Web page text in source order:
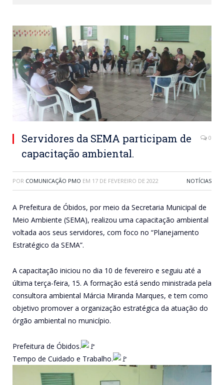
Servidores da SEMA participam de
capacitação ambiental.
0
POR COMUNICAÇÃO PMO EM 17 DE FEVEREIRO DE 2022 NOTÍCIAS
A Prefeitura de Óbidos, por meio da Secretaria Municipal de
Meio Ambiente (SEMA), realizou uma capacitação ambiental
voltada aos seus servidores, com foco no “Planejamento
Estratégico da SEMA”.
A capacitação iniciou no dia 10 de fevereiro e seguiu até a
última terça-feira, 15. A formação está sendo ministrada pela
consultora ambiental Márcia Miranda Marques, e tem como
objetivo promover a organização estratégica da atuação do
órgão ambiental no município.
Prefeitura de Óbidos.
Tempo de Cuidado e Trabalho.